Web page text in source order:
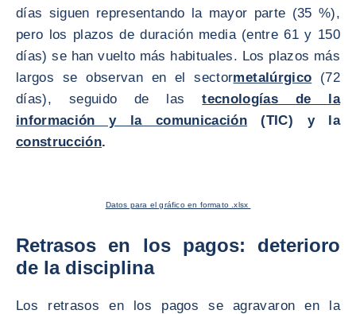
días siguen representando la mayor parte (35 %),
pero los plazos de duración media (entre 61 y 150
días) se han vuelto más habituales. Los plazos más
largos se observan en el sectormetalúrgico (72
días), seguido de lastecnologías de la
información y la comunicación (TIC) y la
construcción.
Datos para el gráfico en formato .xlsx
Retrasos en los pagos: deterioro
de la disciplina
Los retrasos en los pagos se agravaron en la